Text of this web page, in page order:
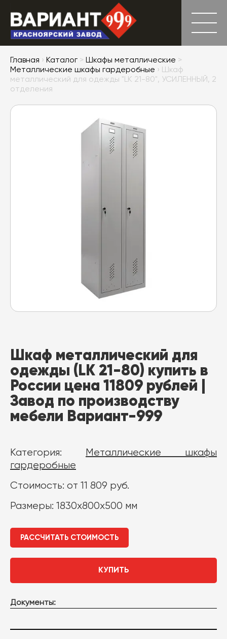
Главная › Каталог > Шкафы металлические >
Металлические шкафы гардеробные › Шкаф
металлический для одежды "LK 21-80", УСИЛЕННЫЙ, 2
отделения
Шкаф металлический для
одежды (LK 21-80) купить в
России цена 11809 рублей |
Завод по производству
мебели Вариант-999
Категория:
Металлические шкафы
гардеробные
Стоимость: от 11 809 руб.
Размеры: 1830х800х500 мм
РАССЧИТАТЬ СТОИМОСТЬ
КУПИТЬ
Документы: